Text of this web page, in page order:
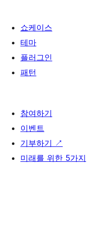
쇼케이스
테마
플러그인
패턴
참여하기
이벤트
기부하기 ↗
미래를 위한 5가지